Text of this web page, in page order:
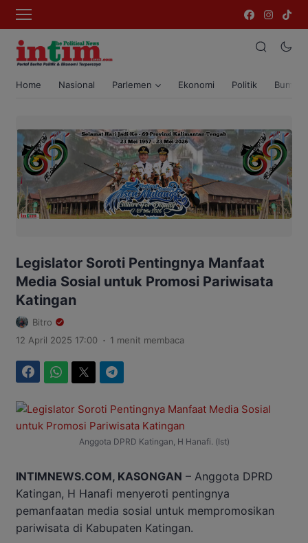
Home Nasional Parlemen Ekonomi Politik Bumi
Legislator Soroti Pentingnya Manfaat
Media Sosial untuk Promosi Pariwisata
Katingan
Bitro
12 April 2025 17:00 . 1 menit membaca
Anggota DPRD Katingan, H Hanafi. (Ist)
INTIMNEWS.COM, KASONGAN – Anggota DPRD
Katingan, H Hanafi menyeroti pentingnya
pemanfaatan media sosial untuk mempromosikan
pariwisata di Kabupaten Katingan.